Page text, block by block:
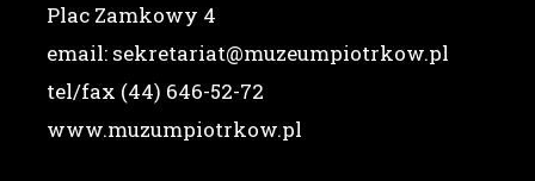
Plac Zamkowy 4
email: sekretariat@muzeumpiotrkow.pl
tel/fax (44) 646-52-72
www.muzumpiotrkow.pl